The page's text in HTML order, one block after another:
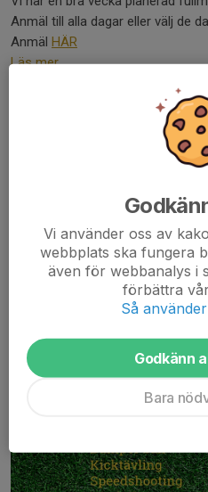
Anmäl till alla dagar eller välj de
Anmäl HÄR
Läs mer
Fotbollens dag 6
Vi använder oss av
webbplats ska fungera
även för webbanalys i
förbättra
Så
Godkänn
Bara